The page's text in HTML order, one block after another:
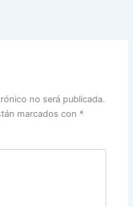
no será publicada.
marcados con *